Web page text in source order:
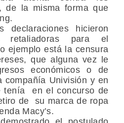
de la misma forma que
hicieron
retaliadoras para el
ejemplo está la censura
que alguna vez le
económicos o de
compañía Univisión y en
tenía en el concurso de
de su marca de ropa
Macy’s.